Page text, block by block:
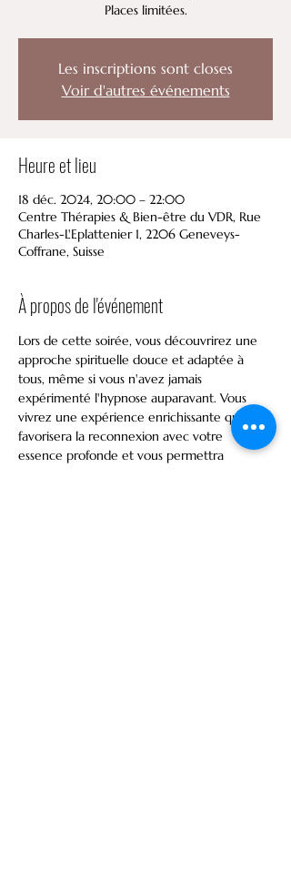
Places limitées.
Les inscriptions sont closes
Voir d'autres événements
Heure et lieu
18 déc. 2024, 20:00 – 22:00
Centre Thérapies & Bien-être du VDR, Rue
Charles-L'Eplattenier 1, 2206 Geneveys-
Coffrane, Suisse
À propos de l'événement
Lors de cette soirée, vous découvrirez une
approche spirituelle douce et adaptée à
tous, même si vous n'avez jamais
expérimenté l'hypnose auparavant. Vous
vivrez une expérience enrichissante qui
favorisera la reconnexion avec votre
essence profonde et vous permettra